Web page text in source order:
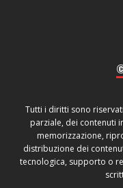
Tutti i diritti sono
parziale, dei contenuti
memorizzazione,
distribuzione dei
tecnologica, supporto o